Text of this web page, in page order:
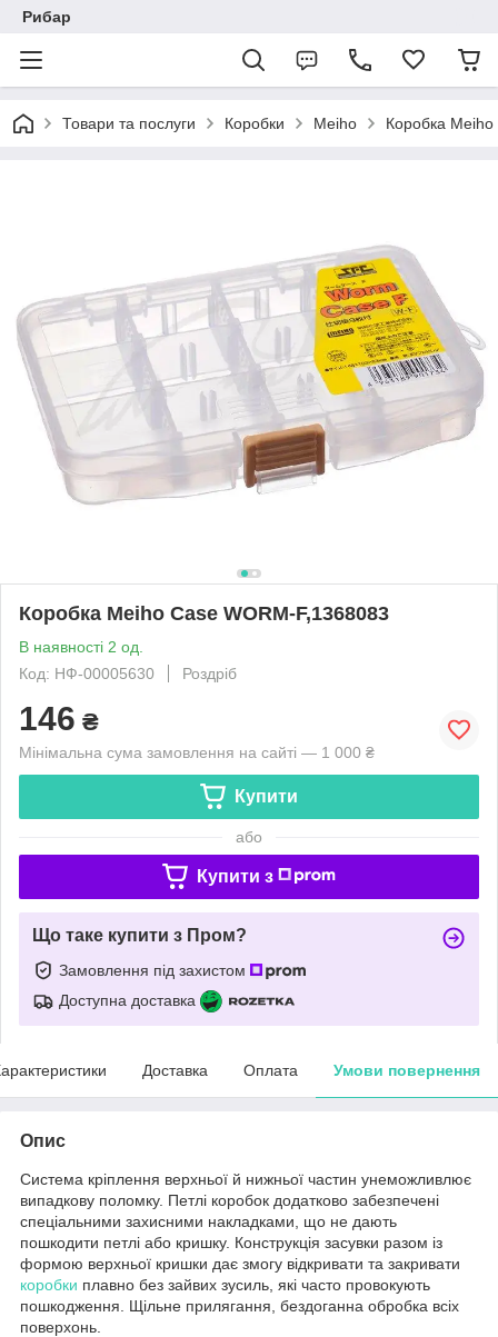
Рибар
Товари та послуги Коробки Meiho Коробка
Коробка Meiho Case WORM-F,1368083
В наявності 2 од.
Код: НФ-00005630
Роздріб
146 ₴
Мінімальна сума замовлення на сайті — 1 000 ₴
Купити
або
Купити з
Що таке купити з Пром?
Замовлення під захистом
Доступна доставка
Доставка Оплата Умови повернення
Опис
Система кріплення верхньої й нижньої частин унеможливлює
випадкову поломку. Петлі коробок додатково забезпечені
спеціальними захисними накладками, що не дають
пошкодити петлі або кришку. Конструкція засувки разом із
формою верхньої кришки дає змогу відкривати та закривати
коробки плавно без зайвих зусиль, які часто провокують
пошкодження. Щільне прилягання, бездоганна обробка всіх
поверхонь.